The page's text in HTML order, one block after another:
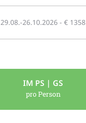
29.08.-26.10.2026 - € 1358
IM PS | GS
pro Person